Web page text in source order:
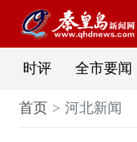
时评 全市要闻
首页 河北新闻